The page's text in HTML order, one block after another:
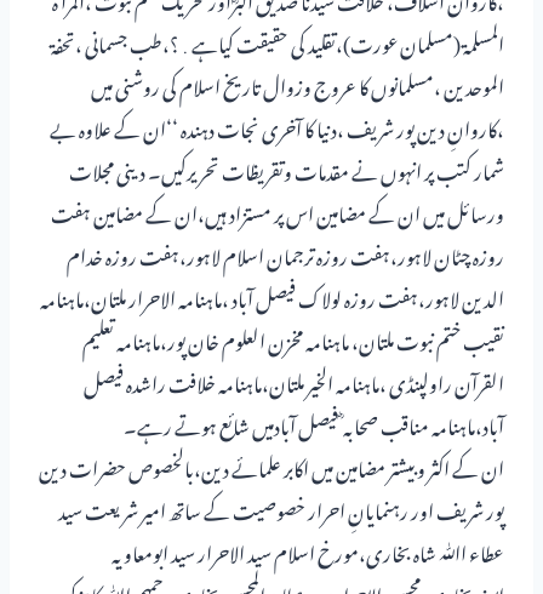
المسلمۃ (مسلمان عورت)،تقلید کی حقیقت کیاہے․؟،طب جسمانی ،تحفۃ
الموحدین ،مسلمانوں کا عروج وزوال تاریخ اسلام کی روشنی میں
،کاروانِ دین پور شریف ،دنیا کا آخری نجات دہندہ ‘‘ان کے علاوہ بے
شمار کتب پر انہوں نے مقدمات وتقریظات تحریرکیں۔ دینی مجلات
ورسائل میں ان کے مضامین اس پر مستزاد ہیں،ان کے مضامین ہفت
روزہ چٹان لاہور،ہفت روزہ ترجمان اسلام لاہور،ہفت روزہ خدام
الدین لاہور،ہفت روزہ لولاک فیصل آباد ،ماہنامہ الاحرار ملتان،ماہنامہ
نقیب ختم نبوت ملتان، ماہنامہ مخزن العلوم خان پور،ماہنامہ تعلیم
القرآن راولپنڈی ،ماہنامہ الخیر ملتان،ماہنامہ خلافت راشدہ فیصل
آباد،ماہنامہ مناقب صحابہ ؓ فیصل آبادمیں شائع ہوتے رہے۔
ان کے اکثر وبیشتر مضامین میں اکابر علمائے دین،بالخصوص حضرات دین
پور شریف اور رہنمایانِ احرار خصوصیت کے ساتھ امیر شریعت سید
عطاء اﷲ شاہ بخاری،مورخ اسلام سید الاحرار سید ابومعاویہ